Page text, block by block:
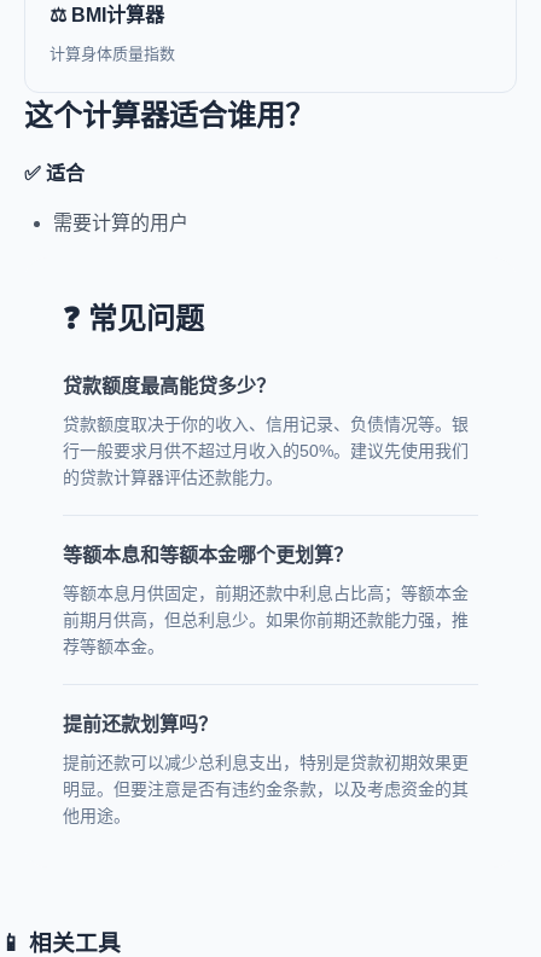
⚖️ BMI计算器
计算身体质量指数
这个计算器适合谁用？
✅ 适合
需要计算的用户
❓ 常见问题
贷款额度最高能贷多少？
贷款额度取决于你的收入、信用记录、负债情况等。银
行一般要求月供不超过月收入的50%。建议先使用我们
的贷款计算器评估还款能力。
等额本息和等额本金哪个更划算？
等额本息月供固定，前期还款中利息占比高；等额本金
前期月供高，但总利息少。如果你前期还款能力强，推
荐等额本金。
提前还款划算吗？
提前还款可以减少总利息支出，特别是贷款初期效果更
明显。但要注意是否有违约金条款，以及考虑资金的其
他用途。
📱 相关工具